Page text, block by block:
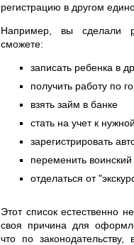
регистрацию в другом
Например, вы сделали
сможете:
записать ребенка в
получить работу по
взять займ в банке
стать на учет к
зарегистрировать
переменить воинский
отделаться от
Этот список естественно
своя причина для
что по